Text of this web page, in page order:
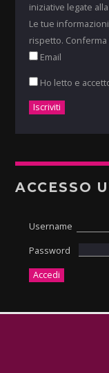
iniziative legate
Le tue
rispetto.
Email
Ho letto e
ACCESSO
Username
Password